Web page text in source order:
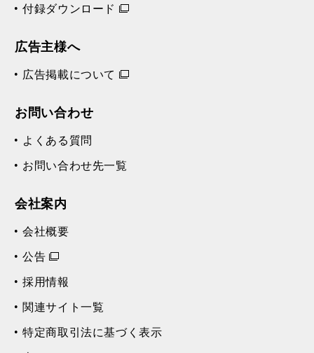
付録ダウンロード
広告主様へ
広告掲載について
お問い合わせ
よくある質問
お問い合わせ先一覧
会社案内
会社概要
公告
採用情報
関連サイト一覧
特定商取引法に基づく表示